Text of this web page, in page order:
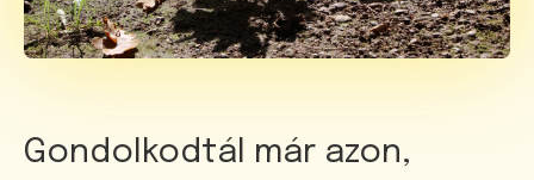
Gondolkodtál már azon,